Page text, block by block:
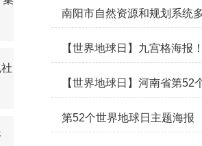
南阳市自然资源和规划系统
【世界地球日】九宫格海报！
【世界地球日】河南省第
第52个世界地球日主题海报